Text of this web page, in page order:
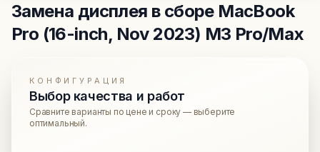
Замена дисплея в сбореMacBook
Pro (16-inch, Nov 2023) M3 Pro/Max
КОНФИГУРАЦИЯ
Выбор качества и работ
Сравните варианты по цене и сроку — выберите
оптимальный.